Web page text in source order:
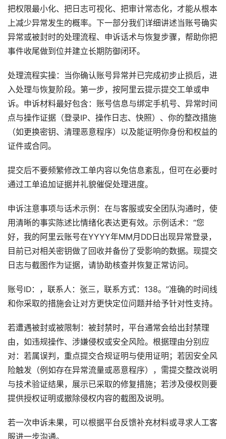
把权限最小化、把日志可视化、把审计常态化，才能从根本
上减少异常发生的概率。下一部分我们详细讲述当账号确实
异常或被封时的处理流程、申诉话术与恢复步骤，帮助你把
事件收尾做到位并建立长期防御闭环。
处理流程实操：当你确认账号异常并已完成初步止损后，进
入处理与恢复阶段。第一步，按阿里云提示提交工单或申
诉。申诉材料最好包含：账号信息与绑定手机号、异常时间
点与操作证据（登录IP、操作日志、快照）、你的整改措施
（如更换密钥、清理恶意程序）以及能证明你身份和权益的
证件或合同。
提交后不要频繁修改工单内容以免信息紊乱，但可在必要时
通过工单追加证据并礼貌催促处理进度。
申诉注意事项与话术示例：在与客服或安全团队沟通时，使
用清晰的事实陈述比情绪化表达更有效。示例话术：“您
好，我的阿里云账号在YYYY年MM月DD日出现异常登录，
目前已对相关密钥做了回收并备份了受影响的数据。现提交
日志与截图作为证据，请协助核查并恢复正常访问。
账号ID：，联系人：张三，联系方式：138。”准确的时间线
和你采取的措施会让对方更快定位问题并给予针对性支持。
若遭遇被封或被限制：被封禁时，平台通常会给出封禁理
由，如违规操作、涉嫌侵权或安全风险。根据理由分别应
对：若属误判，重点提交合规证明与使用证明；若因安全风
险触发（例如存在异常流量或恶意程序），需提交整改说明
与技术验证结果，展示已采取的修复措施；若涉及侵权则要
提供授权证明或撤除侵权内容的截图及说明。
若一次申诉未果，可以根据平台反馈补充材料或寻求人工客
服进一步沟通。